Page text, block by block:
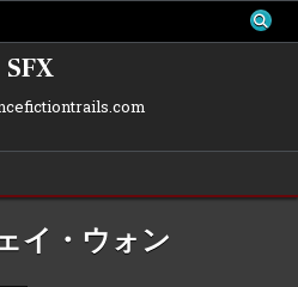
SFX
イ・ウォン